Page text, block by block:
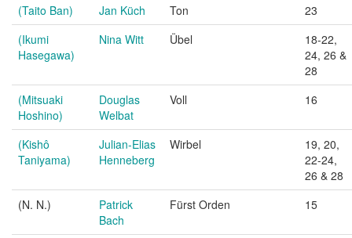
(Taito Ban) Jan Küch Ton
23
(Ikumi
Hasegawa)
Nina Witt Übel
18-22,
24, 26 &
28
(Mitsuaki
Hoshino)
Douglas
Welbat
Voll 16
(Kishô
Taniyama)
Julian-Elias
Henneberg
Wirbel
19, 20,
22-24,
26 & 28
(N. N.)
Patrick
Bach
Fürst Orden 15